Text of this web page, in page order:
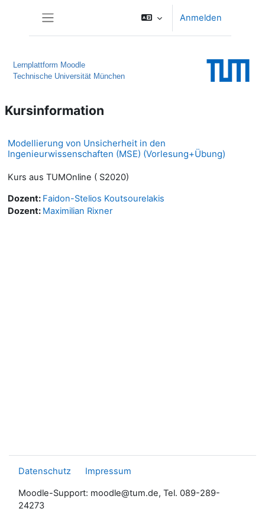
Anmelden
Lernplattform Moodle
Technische Universität München
Kursinformation
Modellierung von Unsicherheit in den
Ingenieurwissenschaften (MSE) (Vorlesung+Übung)
Kurs aus TUMOnline ( S2020)
Dozent: Faidon-Stelios Koutsourelakis
Dozent: Maximilian Rixner
Datenschutz Impressum
Moodle-Support: moodle@tum.de, Tel. 089-289-
24273